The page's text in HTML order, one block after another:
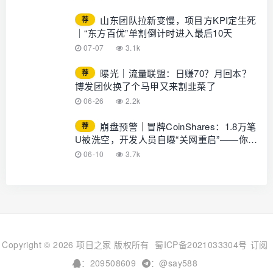
荐
山东团队拉新变慢，项目方KPI定生死
｜“东方百优”单割倒计时进入最后10天
07-07 3.1k
荐
曝光｜流量联盟：日赚70？月回本？
博发团伙换了个马甲又来割韭菜了
06-26 2.2k
荐
崩盘预警｜冒牌CoinShares：1.8万笔
U被洗空，开发人员自曝“关网重启”——你的
钱早已不在账上
06-10 3.7k
Copyright © 2026 项目之家 版权所有 蜀ICP备2021033304号 订阅
：209508609
：@say588